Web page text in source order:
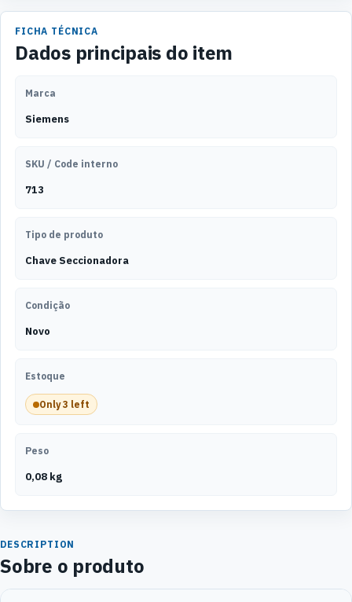
FICHA TÉCNICA
Dados principais do item
Marca
Siemens
SKU / Code interno
713
Tipo de produto
Chave Seccionadora
Condição
Novo
Estoque
Only 3 left
Peso
0,08 kg
DESCRIPTION
Sobre o produto